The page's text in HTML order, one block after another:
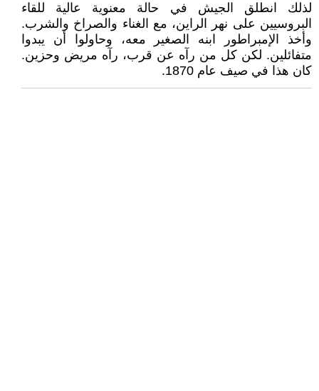
لذلك انطلق الجيش في حالة معنوية عالية للقاء
البروسيين على نهر الراين، مع الغناء والصراخ والشرب.
وأخذ الإمبراطور ابنه الصغير معه، وحاولوا أن يبدوا
متفائلين. لكن كل من رآه عن قرب، رآه مريض وحزين.
كان هذا في صيف عام 1870.